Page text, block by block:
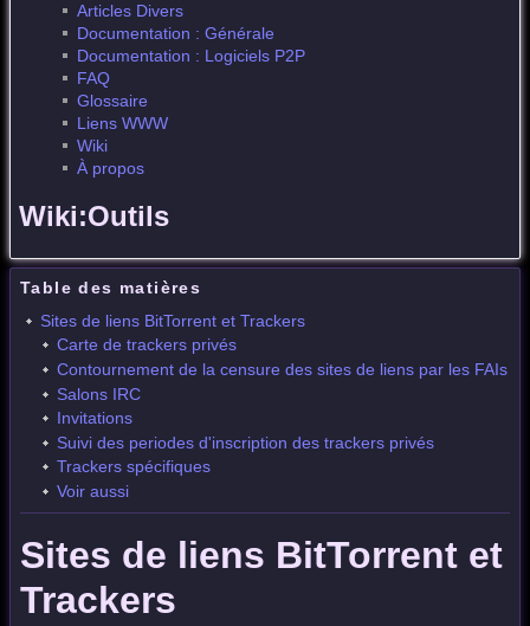
Articles Divers
Documentation : Générale
Documentation : Logiciels P2P
FAQ
Glossaire
Liens WWW
Wiki
À propos
Wiki:Outils
Table des matières
Sites de liens BitTorrent et Trackers
Carte de trackers privés
Contournement de la censure des sites de liens par les FAIs
Salons IRC
Invitations
Suivi des periodes d'inscription des trackers privés
Trackers spécifiques
Voir aussi
Sites de liens BitTorrent et
Trackers